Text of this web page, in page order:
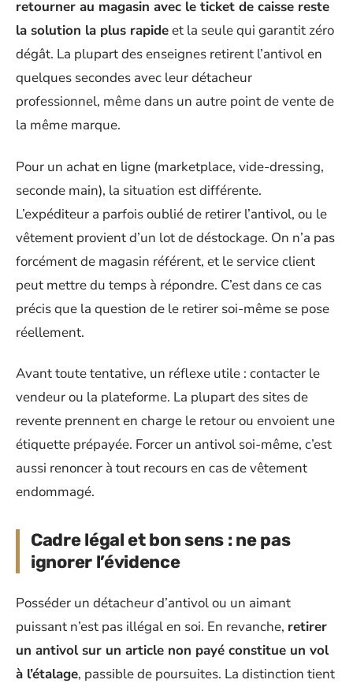
retourner au magasin avec le ticket de caisse reste
la solution la plus rapideet la seule qui garantit zéro
dégât. La plupart des enseignes retirent l’antivol en
quelques secondes avec leur détacheur
professionnel, même dans un autre point de vente de
la même marque.
Pour un achat en ligne (marketplace, vide-dressing,
seconde main), la situation est différente.
L’expéditeur a parfois oublié de retirer l’antivol, ou le
vêtement provient d’un lot de déstockage. On n’a pas
forcément de magasin référent, et le service client
peut mettre du temps à répondre. C’est dans ce cas
précis que la question de le retirer soi-même se pose
réellement.
Avant toute tentative, un réflexe utile : contacter le
vendeur ou la plateforme. La plupart des sites de
revente prennent en charge le retour ou envoient une
étiquette prépayée. Forcer un antivol soi-même, c’est
aussi renoncer à tout recours en cas de vêtement
endommagé.
Cadre légal et bon sens : ne pas
ignorer l’évidence
Posséder un détacheur d’antivol ou un aimant
puissant n’est pas illégal en soi. En revanche, retirer
un antivol sur un article non payé constitue un vol
à l’étalage, passible de poursuites. La distinction tient